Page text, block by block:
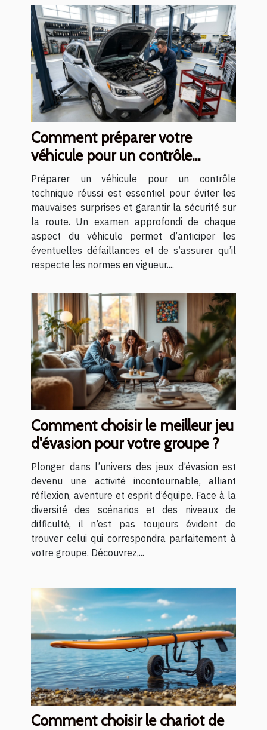
Comment préparer votre
véhicule pour un contrôle
technique réussi ?
Préparer un véhicule pour un contrôle
technique réussi est essentiel pour éviter les
mauvaises surprises et garantir la sécurité sur
la route. Un examen approfondi de chaque
aspect du véhicule permet d’anticiper les
éventuelles défaillances et de s’assurer qu’il
respecte les normes en vigueur....
Comment choisir le meilleur jeu
d'évasion pour votre groupe ?
Plonger dans l’univers des jeux d’évasion est
devenu une activité incontournable, alliant
réflexion, aventure et esprit d’équipe. Face à la
diversité des scénarios et des niveaux de
difficulté, il n’est pas toujours évident de
trouver celui qui correspondra parfaitement à
votre groupe. Découvrez,...
Comment choisir le chariot de